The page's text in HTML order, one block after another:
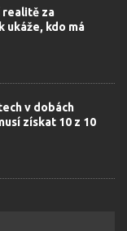
realitě za
ukáže, kdo má
v dobách
získat 10 z 10